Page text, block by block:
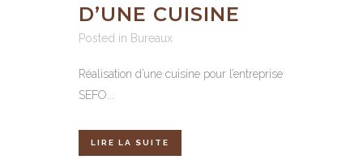
D’UNE CUISINE
Posted in Bureaux
Réalisation d’une cuisine pour l’entreprise
SEFO...
LIRE LA SUITE